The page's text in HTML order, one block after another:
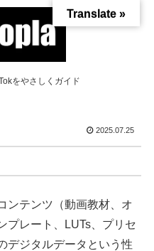
をやさしくガイド
2025.07.25
ンテンツ（動画教材、オ
プレート、LUTs、プリセ
デジタルデータという性
Translate »